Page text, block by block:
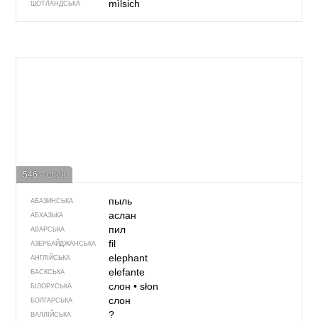
ШОТЛАНДСЬКА mìlsich
546 – слон
АБАЗИНСЬКА пыль
АБХАЗЬКА аслан
АВАРСЬКА пил
АЗЕРБАЙДЖАНСЬКА fil
АНГЛІЙСЬКА elephant
БАСКСЬКА elefante
БІЛОРУСЬКА слон• słon
БОЛГАРСЬКА слон
ВАЛЛІЙСЬКА ?